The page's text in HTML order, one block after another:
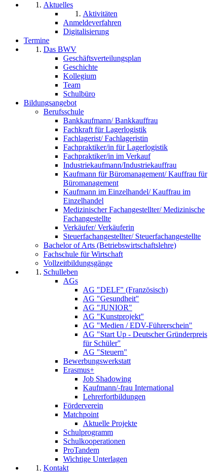
Aktuelles
Aktivitäten
Anmeldeverfahren
Digitalisierung
Termine
Das BWV
Geschäftsverteilungsplan
Geschichte
Kollegium
Team
Schulbüro
Bildungsangebot
Berufsschule
Bankkaufmann/ Bankkauffrau
Fachkraft für Lagerlogistik
Fachlagerist/ Fachlageristin
Fachpraktiker/in für Lagerlogistik
Fachpraktiker/in im Verkauf
Industriekaufmann/Industriekauffrau
Kaufmann für Büromanagement/ Kauffrau für
Büromanagement
Kaufmann im Einzelhandel/ Kauffrau im
Einzelhandel
Medizinischer Fachangestellter/ Medizinische
Fachangestellte
Verkäufer/ Verkäuferin
Steuerfachangestellter/ Steuerfachangestellte
Bachelor of Arts (Betriebswirtschaftslehre)
Fachschule für Wirtschaft
Vollzeitbildungsgänge
Schulleben
AGs
AG "DELF" (Französisch)
AG "Gesundheit"
AG "JUNIOR"
AG "Kunstprojekt"
AG "Medien / EDV-Führerschein"
AG "Start Up - Deutscher Gründerpreis
für Schüler"
AG "Steuern"
Bewerbungswerkstatt
Erasmus+
Job Shadowing
Kaufmann/-frau International
Lehrerfortbildungen
Förderverein
Matchpoint
Aktuelle Projekte
Schulprogramm
Schulkooperationen
ProTandem
Wichtige Unterlagen
Kontakt